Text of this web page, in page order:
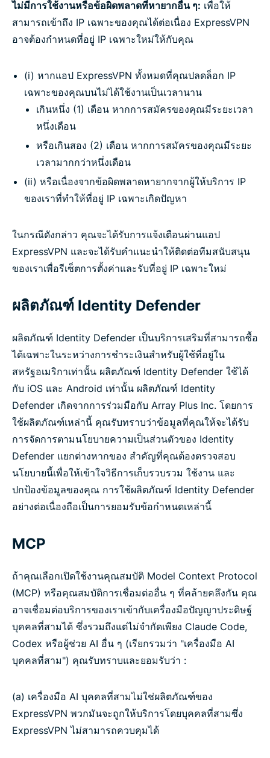
ไม่มีการใช้งานหรือข้อผิดพลาดที่หายากอื่น ๆ: เพื่อให้
สามารถเข้าถึง IP เฉพาะของคุณได้ต่อเนื่อง ExpressVPN
อาจต้องกำหนดที่อยู่ IP เฉพาะใหม่ให้กับคุณ
(i) หากแอป ExpressVPN ทั้งหมดที่คุณปลดล็อก IP
เฉพาะของคุณบนไม่ได้ใช้งานเป็นเวลานาน
เกินหนึ่ง (1) เดือน หากการสมัครของคุณมีระยะเวลา
หนึ่งเดือน
หรือเกินสอง (2) เดือน หากการสมัครของคุณมีระยะ
เวลามากกว่าหนึ่งเดือน
(ii) หรือเนื่องจากข้อผิดพลาดหายากจากผู้ให้บริการ IP
ของเราที่ทำให้ที่อยู่ IP เฉพาะเกิดปัญหา
ในกรณีดังกล่าว คุณจะได้รับการแจ้งเตือนผ่านแอป
ExpressVPN และจะได้รับคำแนะนำให้ติดต่อทีมสนับสนุน
ของเราเพื่อรีเซ็ตการตั้งค่าและรับที่อยู่ IP เฉพาะใหม่
ผลิตภัณฑ์ Identity Defender
ผลิตภัณฑ์ Identity Defender เป็นบริการเสริมที่สามารถซื้อ
ได้เฉพาะในระหว่างการชำระเงินสำหรับผู้ใช้ที่อยู่ใน
สหรัฐอเมริกาเท่านั้น ผลิตภัณฑ์ Identity Defender ใช้ได้
กับ iOS และ Android เท่านั้น ผลิตภัณฑ์ Identity
Defender เกิดจากการร่วมมือกับ Array Plus Inc. โดยการ
ใช้ผลิตภัณฑ์เหล่านี้ คุณรับทราบว่าข้อมูลที่คุณให้จะได้รับ
การจัดการตามนโยบายความเป็นส่วนตัวของ Identity
Defender แยกต่างหากของ สำคัญที่คุณต้องตรวจสอบ
นโยบายนี้เพื่อให้เข้าใจวิธีการเก็บรวบรวม ใช้งาน และ
ปกป้องข้อมูลของคุณ การใช้ผลิตภัณฑ์ Identity Defender
อย่างต่อเนื่องถือเป็นการยอมรับข้อกำหนดเหล่านี้
MCP
ถ้าคุณเลือกเปิดใช้งานคุณสมบัติ Model Context Protocol
(MCP) หรือคุณสมบัติการเชื่อมต่ออื่น ๆ ที่คล้ายคลึงกัน คุณ
อาจเชื่อมต่อบริการของเราเข้ากับเครื่องมือปัญญาประดิษฐ์
บุคคลที่สามได้ ซึ่งรวมถึงแต่ไม่จำกัดเพียง Claude Code,
Codex หรือผู้ช่วย AI อื่น ๆ (เรียกรวมว่า "เครื่องมือ AI
บุคคลที่สาม") คุณรับทราบและยอมรับว่า :
(a) เครื่องมือ AI บุคคลที่สามไม่ใช่ผลิตภัณฑ์ของ
ExpressVPN พวกมันจะถูกให้บริการโดยบุคคลที่สามซึ่ง
ExpressVPN ไม่สามารถควบคุมได้